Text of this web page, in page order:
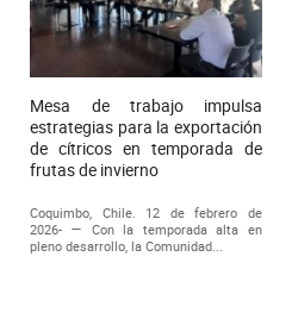
Mesa de trabajo impulsa
estrategias para la exportación
de cítricos en temporada de
frutas de invierno
Coquimbo, Chile. 12 de febrero de
2026- — Con la temporada alta en
pleno desarrollo, la Comunidad...